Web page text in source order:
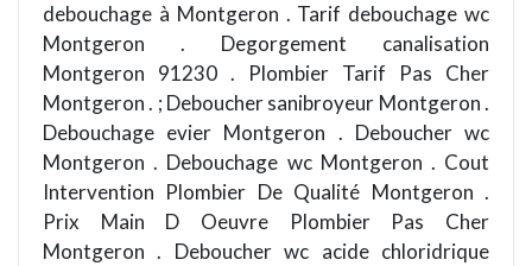
debouchage à Montgeron . Tarif debouchage wc
Montgeron . Degorgement canalisation
Montgeron 91230 . Plombier Tarif Pas Cher
Montgeron . ; Deboucher sanibroyeur Montgeron .
Debouchage evier Montgeron . Deboucher wc
Montgeron . Debouchage wc Montgeron . Cout
Intervention Plombier De Qualité Montgeron .
Prix Main D Oeuvre Plombier Pas Cher
Montgeron . Deboucher wc acide chloridrique